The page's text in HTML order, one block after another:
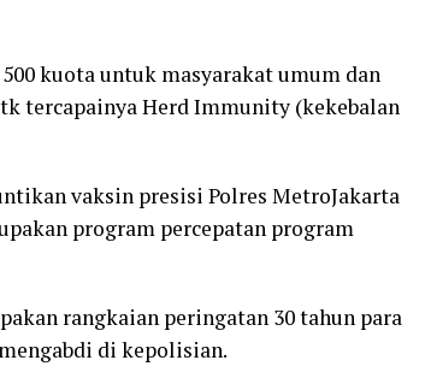
kuota untuk masyarakat umum dan
tercapainya Herd Immunity (kekebalan
vaksin presisi Polres MetroJakarta
program percepatan program
rangkaian peringatan 30 tahun para
di kepolisian.